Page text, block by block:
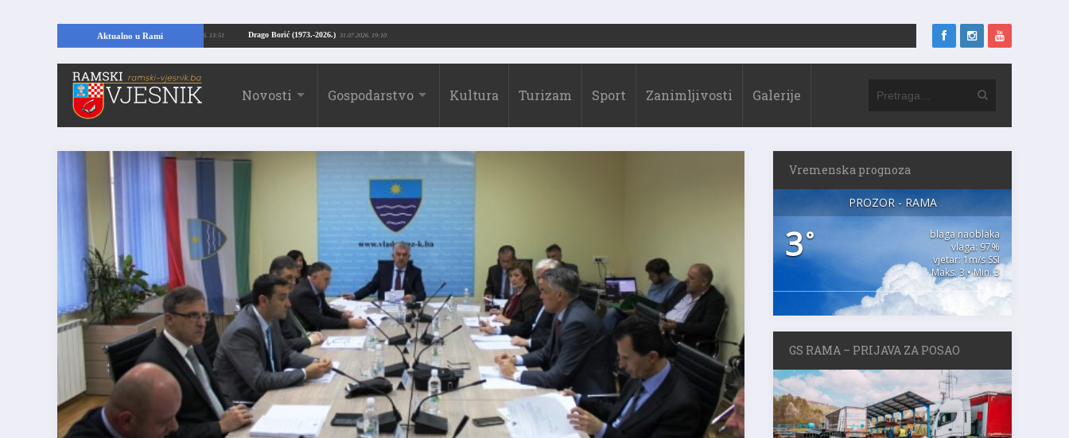
Aktualno u Rami Drago Borić (1973.-2026.) 31.07.2026. 19:10
temelje kuće, pronašao vrijedne arheološke ostatke 24.07.2026. 13:51
Novosti Gospodarstvo Kultura Turizam Sport Zanimljivosti Galerije
Vremenska prognoza
PROZOR - RAMA
3°
blaga naoblaka
vlaga: 97%
vjetar: 1m/s SSI
Maks. 3 • Min. 3
GS RAMA – PRIJAVA ZA POSAO